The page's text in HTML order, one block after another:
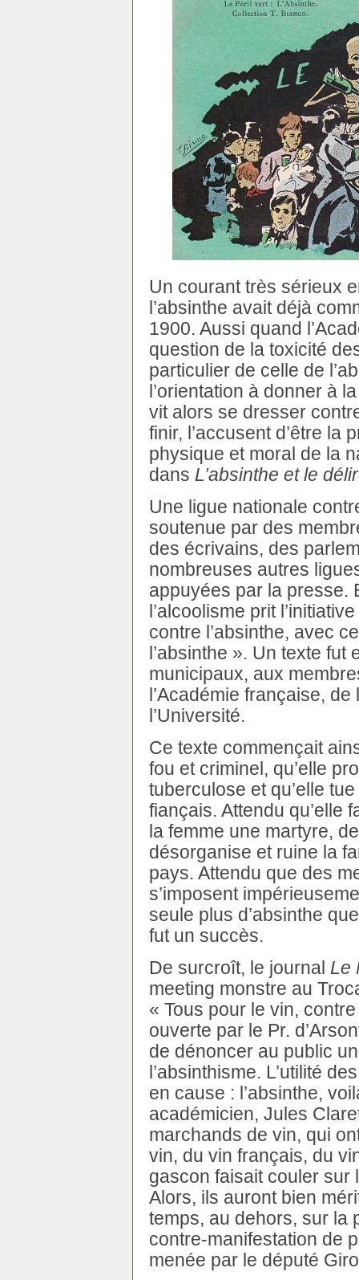
Un courant très sérieux
l’absinthe avait déjà
1900. Aussi quand
question de la toxicité
particulier de celle de
l’orientation à donner à
vit alors se dresser
finir, l’accusent d’être la
physique et moral de la
dans L’absinthe et le
Une ligue nationale
soutenue par des
des écrivains, des
nombreuses autres
appuyées par la presse.
l’alcoolisme prit
contre l’absinthe, avec
l’absinthe ». Un texte
municipaux, aux
l’Académie française,
l’Université.
Ce texte commençait
fou et criminel, qu’elle
tuberculose et qu’elle
fiançais. Attendu qu’elle
la femme une martyre,
désorganise et ruine la
pays. Attendu que des
s’imposent
seule plus d’absinthe
fut un succès.
De surcroît, le journal Le
meeting monstre au
« Tous pour le vin,
ouverte par le Pr.
de dénoncer au public
l’absinthisme. L’utilité
en cause : l’absinthe,
académicien, Jules
marchands de vin, qui
vin, du vin français, du
gascon faisait couler
Alors, ils auront bien
temps, au dehors, sur la
contre-manifestation de
menée par le député